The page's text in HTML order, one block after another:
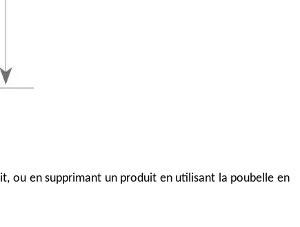
ou en supprimant un produit en utilisant la poubelle en